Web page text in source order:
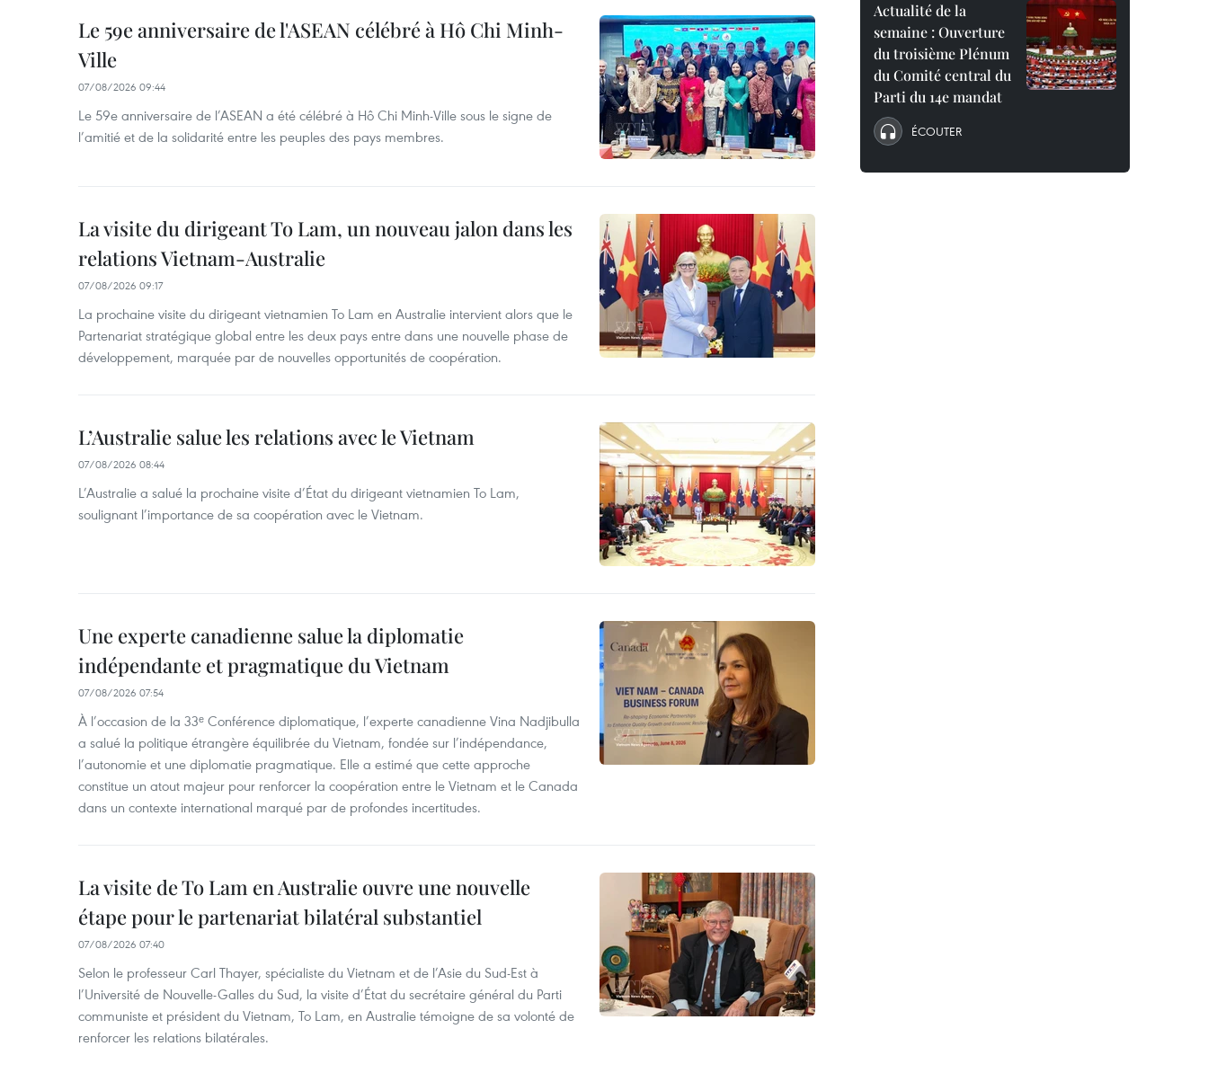
Le 59e anniversaire de l'ASEAN célébré à Hô Chi Minh-
Ville
07/08/2026 09:44
Le 59e anniversaire de l’ASEAN a été célébré à Hô Chi Minh-Ville sous le signe de
l’amitié et de la solidarité entre les peuples des pays membres.
La visite du dirigeant To Lam, un nouveau jalon dans les
relations Vietnam-Australie
07/08/2026 09:17
La prochaine visite du dirigeant vietnamien To Lam en Australie intervient alors que le
Partenariat stratégique global entre les deux pays entre dans une nouvelle phase de
développement, marquée par de nouvelles opportunités de coopération.
L’Australie salue les relations avec le Vietnam
07/08/2026 08:44
L’Australie a salué la prochaine visite d’État du dirigeant vietnamien To Lam,
soulignant l’importance de sa coopération avec le Vietnam.
Une experte canadienne salue la diplomatie
indépendante et pragmatique du Vietnam
07/08/2026 07:54
À l’occasion de la 33ᵉ Conférence diplomatique, l’experte canadienne Vina Nadjibulla
a salué la politique étrangère équilibrée du Vietnam, fondée sur l’indépendance,
l’autonomie et une diplomatie pragmatique. Elle a estimé que cette approche
constitue un atout majeur pour renforcer la coopération entre le Vietnam et le Canada
dans un contexte international marqué par de profondes incertitudes.
La visite de To Lam en Australie ouvre une nouvelle
étape pour le partenariat bilatéral substantiel
07/08/2026 07:40
Selon le professeur Carl Thayer, spécialiste du Vietnam et de l’Asie du Sud-Est à
l’Université de Nouvelle-Galles du Sud, la visite d’État du secrétaire général du Parti
communiste et président du Vietnam, To Lam, en Australie témoigne de sa volonté de
renforcer les relations bilatérales.
Actualité de la
semaine : Ouverture
du troisième Plénum
du Comité central du
Parti du 14e mandat
ÉCOUTER